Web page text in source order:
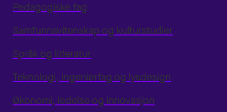
Pedagogiske fag
Samfunnsvitenskap og kulturstudier
Språk og litteratur
Teknologi, ingeniørfag og lysdesign
Økonomi, ledelse og innovasjon